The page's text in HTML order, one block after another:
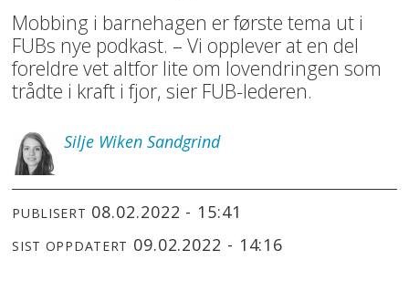
Mobbing i barnehagen er første tema ut i
FUBs nye podkast. – Vi opplever at en del
foreldre vet altfor lite om lovendringen som
trådte i kraft i fjor, sier FUB-lederen.
Silje Wiken Sandgrind
PUBLISERT 08.02.2022 - 15:41
SIST OPPDATERT 09.02.2022 - 14:16